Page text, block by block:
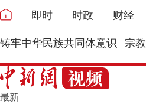
即时 时政 财经
铸牢中华民族共同体意识 宗教
最新